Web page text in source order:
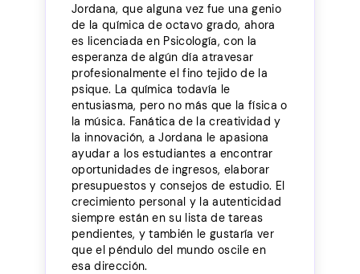
Jordana, que alguna vez fue una genio
de la química de octavo grado, ahora
es licenciada en Psicología, con la
esperanza de algún día atravesar
profesionalmente el fino tejido de la
psique. La química todavía le
entusiasma, pero no más que la física o
la música. Fanática de la creatividad y
la innovación, a Jordana le apasiona
ayudar a los estudiantes a encontrar
oportunidades de ingresos, elaborar
presupuestos y consejos de estudio. El
crecimiento personal y la autenticidad
siempre están en su lista de tareas
pendientes, y también le gustaría ver
que el péndulo del mundo oscile en
esa dirección.